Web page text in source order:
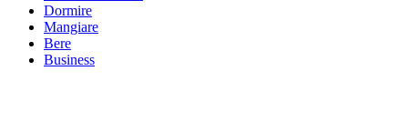
Dormire
Mangiare
Bere
Business